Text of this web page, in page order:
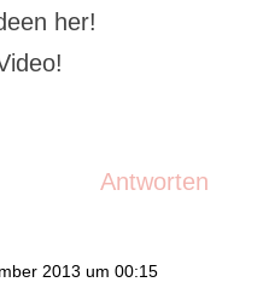
her!
Antworten
2013 um 00:15